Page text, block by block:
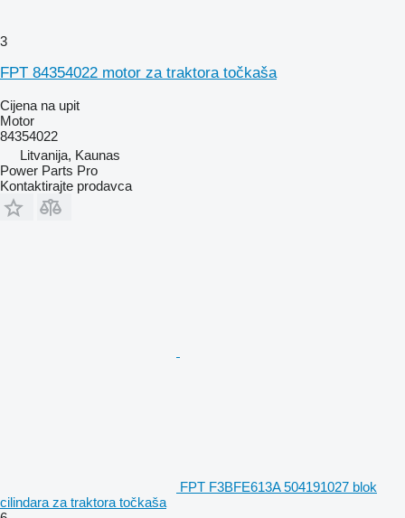
3
FPT 84354022 motor za traktora točkaša
Cijena na upit
Motor
84354022
Litvanija, Kaunas
Power Parts Pro
Kontaktirajte prodavca
FPT F3BFE613A 504191027 blok
cilindara za traktora točkaša